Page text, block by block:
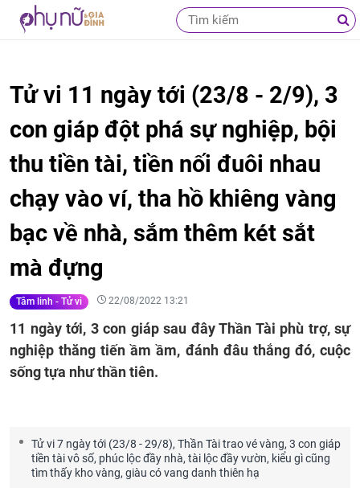
Tử vi 11 ngày tới (23/8 - 2/9), 3
con giáp đột phá sự nghiệp, bội
thu tiền tài, tiền nối đuôi nhau
chạy vào ví, tha hồ khiêng vàng
bạc về nhà, sắm thêm két sắt
mà đựng
Tâm linh - Tử vi 22/08/2022 13:21
11 ngày tới, 3 con giáp sau đây Thần Tài phù trợ, sự
nghiệp thăng tiến ầm ầm, đánh đâu thắng đó, cuộc
sống tựa như thần tiên.
Tử vi 7 ngày tới (23/8 - 29/8), Thần Tài trao vé vàng, 3 con giáp
tiền tài vô số, phúc lộc đầy nhà, tài lộc đầy vườn, kiểu gì cũng
tìm thấy kho vàng, giàu có vang danh thiên hạ